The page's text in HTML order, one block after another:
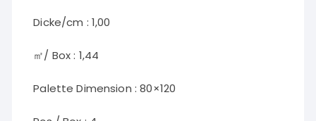
Dicke/cm : 1,00
㎡/ Box : 1,44
Palette Dimension : 80×120